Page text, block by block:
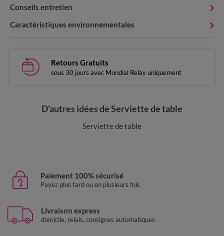
Conseils entretien
Caractéristiques environnementales
Retours Gratuits
sous 30 jours avec Mondial Relay uniquement
D'autres idées de Serviette de table
Serviette de table
Paiement 100% sécurisé
Payez plus tard ou en plusieurs fois
Livraison express
domicile, relais, consignes automatiques